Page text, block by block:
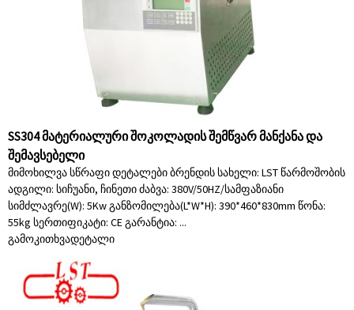
SS304 მატერიალური შოკოლადის შემწვარ მანქანა და
შემავსებელი
მიმოხილვა სწრაფი დეტალები ბრენდის სახელი: LST წარმოშობის
ადგილი: სიჩუანი, ჩინეთი ძაბვა: 380V/50HZ/სამფაზიანი
სიმძლავრე(W): 5Kw განზომილება(L*W*H): 390*460*830mm წონა:
55kg სერთიფიკატი: CE გარანტია: ...
გამოკითხვადეტალი